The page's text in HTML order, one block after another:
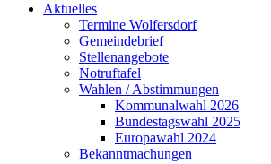
Aktuelles
Termine Wolfersdorf
Gemeindebrief
Stellenangebote
Notruftafel
Wahlen / Abstimmungen
Kommunalwahl 2026
Bundestagswahl 2025
Europawahl 2024
Bekanntmachungen